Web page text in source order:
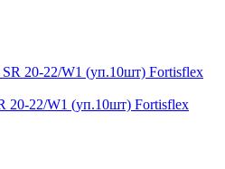
20-22/W1 (уп.10шт) Fortisflex